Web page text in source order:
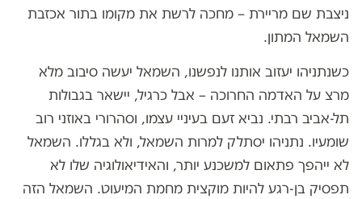
ניצבת שם מריירת – מחכה לרשת את מקומו בתור אכזבת
השמאל המתון.
כשנתניהו יעזוב אותנו לנפשנו, השמאל יעשה סיבוב מלא
מרצ על האדמה החרוכה – אבל כרגיל, יישאר בגבולות
תל-אביב רבתי. נביא זעם בעיניי עצמו, וסהרורי באוזני רוב
שומעיו. נתניהו יסתלק למרות השמאל, ולא בגללו. השמאל
לא ייהפך פתאום למשכנע יותר, והאידיאולוגיה שלו לא
תפסיק בן-רגע להיות מוקצית מחמת המיעוט. השמאל הזה